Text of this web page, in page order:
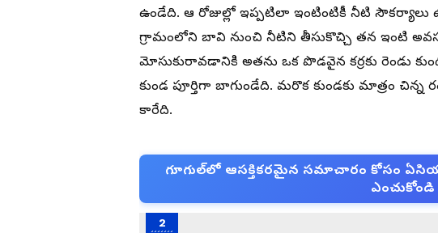
ఉండేది. ఆ రోజుల్లో ఇప్పటిలా ఇంటింటికీ నీటి సౌకర్యాలు
గ్రామంలోని బావి నుంచి నీటిని తీసుకొచ్చి తన ఇంటి
మోసుకురావడానికి అతను ఒక పొడవైన కర్రకు రెండు
కుండ పూర్తిగా బాగుండేది. మరొక కుండకు మాత్రం చిన్న
కారేది.
గూగుల్‌లో ఆసక్తికరమైన సమాచారం కోసం
ఎంచుకోండి
2